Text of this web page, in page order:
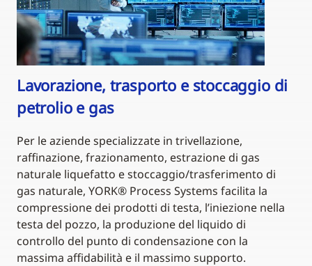
Lavorazione, trasporto e stoccaggio di
petrolio e gas
Per le aziende specializzate in trivellazione,
raffinazione, frazionamento, estrazione di gas
naturale liquefatto e stoccaggio/trasferimento di
gas naturale, YORK® Process Systems facilita la
compressione dei prodotti di testa, l’iniezione nella
testa del pozzo, la produzione del liquido di
controllo del punto di condensazione con la
massima affidabilità e il massimo supporto.